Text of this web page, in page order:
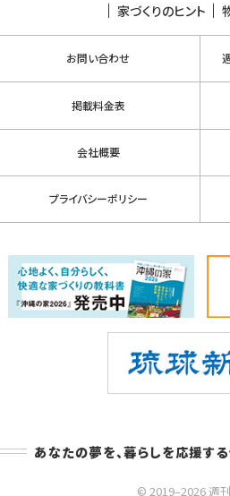
家づくりのヒント
お問い合わせ
掲載料金表
会社概要
プライバシーポリシー
あなたの夢を、暮らしを応援
© 2019–2026 週